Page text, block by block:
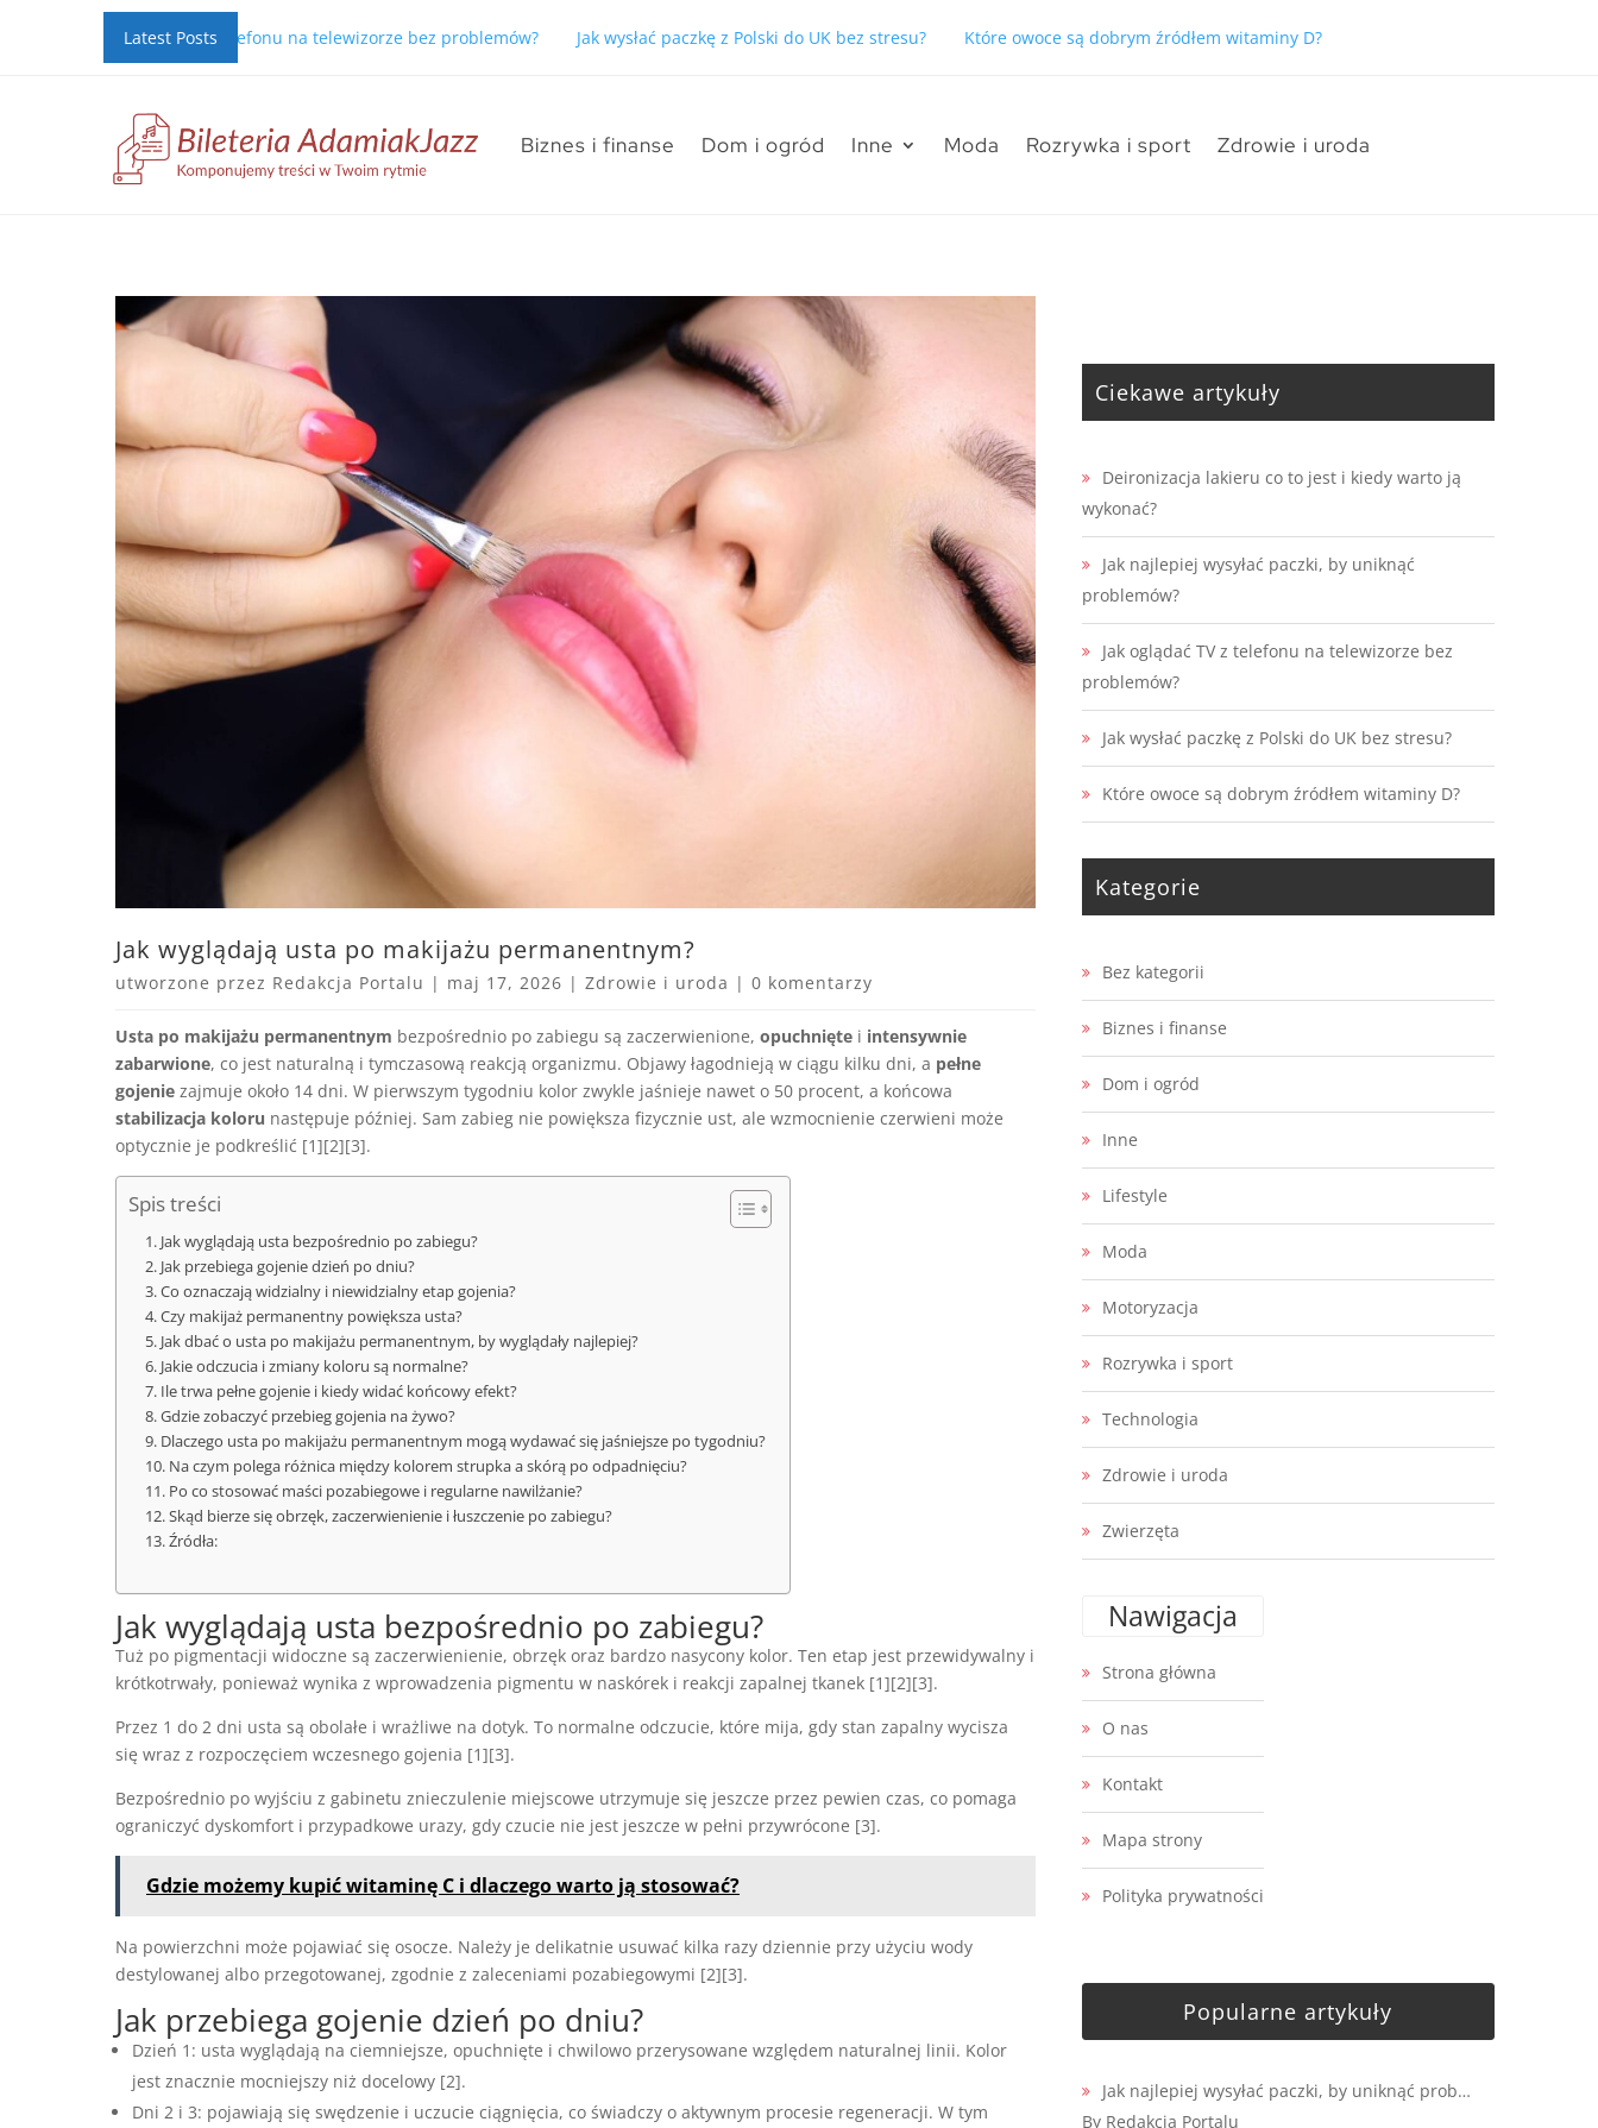
Latest Posts
TV z telefonu na telewizorze bez problemów? Jak wysłać paczkę z Polski do UK bez stresu? Które owoce są dobrym źródłem witaminy D?
Biznes i finanse Dom i ogród Inne Moda Rozrywka i sport Zdrowie i uroda
Jak wyglądają usta po makijażu permanentnym?
utworzone przez Redakcja Portalu | maj 17, 2026 | Zdrowie i uroda | 0 komentarzy
Usta po makijażu permanentnym bezpośrednio po zabiegu są zaczerwienione, opuchnięte i intensywnie
zabarwione, co jest naturalną i tymczasową reakcją organizmu. Objawy łagodnieją w ciągu kilku dni, a pełne
gojenie zajmuje około 14 dni. W pierwszym tygodniu kolor zwykle jaśnieje nawet o 50 procent, a końcowa
stabilizacja koloru następuje później. Sam zabieg nie powiększa fizycznie ust, ale wzmocnienie czerwieni może
optycznie je podkreślić [1][2][3].
Spis treści
Jak wyglądają usta bezpośrednio po zabiegu?
Jak przebiega gojenie dzień po dniu?
Co oznaczają widzialny i niewidzialny etap gojenia?
Czy makijaż permanentny powiększa usta?
Jak dbać o usta po makijażu permanentnym, by wyglądały najlepiej?
Jakie odczucia i zmiany koloru są normalne?
Ile trwa pełne gojenie i kiedy widać końcowy efekt?
Gdzie zobaczyć przebieg gojenia na żywo?
Dlaczego usta po makijażu permanentnym mogą wydawać się jaśniejsze po tygodniu?
Na czym polega różnica między kolorem strupka a skórą po odpadnięciu?
Po co stosować maści pozabiegowe i regularne nawilżanie?
Skąd bierze się obrzęk, zaczerwienienie i łuszczenie po zabiegu?
Źródła:
Jak wyglądają usta bezpośrednio po zabiegu?
Tuż po pigmentacji widoczne są zaczerwienienie, obrzęk oraz bardzo nasycony kolor. Ten etap jest przewidywalny i
krótkotrwały, ponieważ wynika z wprowadzenia pigmentu w naskórek i reakcji zapalnej tkanek [1][2][3].
Przez 1 do 2 dni usta są obolałe i wrażliwe na dotyk. To normalne odczucie, które mija, gdy stan zapalny wycisza
się wraz z rozpoczęciem wczesnego gojenia [1][3].
Bezpośrednio po wyjściu z gabinetu znieczulenie miejscowe utrzymuje się jeszcze przez pewien czas, co pomaga
ograniczyć dyskomfort i przypadkowe urazy, gdy czucie nie jest jeszcze w pełni przywrócone [3].
Gdzie możemy kupić witaminę C i dlaczego warto ją stosować?
Na powierzchni może pojawiać się osocze. Należy je delikatnie usuwać kilka razy dziennie przy użyciu wody
destylowanej albo przegotowanej, zgodnie z zaleceniami pozabiegowymi [2][3].
Jak przebiega gojenie dzień po dniu?
Dzień 1: usta wyglądają na ciemniejsze, opuchnięte i chwilowo przerysowane względem naturalnej linii. Kolor
jest znacznie mocniejszy niż docelowy [2].
Dni 2 i 3: pojawiają się swędzenie i uczucie ciągnięcia, co świadczy o aktywnym procesie regeneracji. W tym
Ciekawe artykuły
Deironizacja lakieru co to jest i kiedy warto ją
wykonać?
Jak najlepiej wysyłać paczki, by uniknąć
problemów?
Jak oglądać TV z telefonu na telewizorze bez
problemów?
Jak wysłać paczkę z Polski do UK bez stresu?
Które owoce są dobrym źródłem witaminy D?
Kategorie
Bez kategorii
Biznes i finanse
Dom i ogród
Inne
Lifestyle
Moda
Motoryzacja
Rozrywka i sport
Technologia
Zdrowie i uroda
Zwierzęta
Nawigacja
Strona główna
O nas
Kontakt
Mapa strony
Polityka prywatności
Popularne artykuły
Jak najlepiej wysyłać paczki, by uniknąć prob…
By Redakcja Portalu